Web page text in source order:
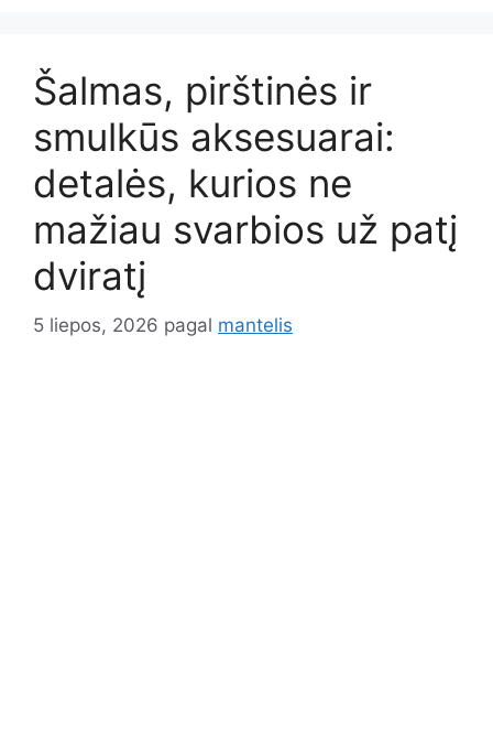
Šalmas, pirštinės ir
smulkūs aksesuarai:
detalės, kurios ne
mažiau svarbios už patį
dviratį
5 liepos, 2026 pagal mantelis